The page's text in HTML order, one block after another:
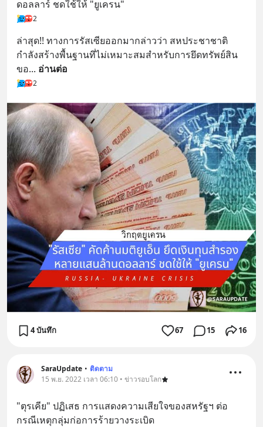
ดอลลาร์ ชดใช้ให้ "ยูเครน"
2
ล่าสุด!! ทางการรัสเซียออกมากล่าวว่า สหประชาชาติ
กำลังสร้างพื้นฐานทึ่ไม่เหมาะสมสำหรับการยึดทรัพย์สิน
ขอ... อ่านต่อ
2
4 บันทึก 67 15 16
SaraUpdate • ติดตาม
15 พ.ย. 2022 เวลา 06:10 • ข่าวรอบโลก
"ตุรเคีย" ปฏิเสธ การแสดงความเสียใจของสหรัฐฯ ต่อ
กรณีเหตุกลุ่มก่อการร้ายวางระเบิด